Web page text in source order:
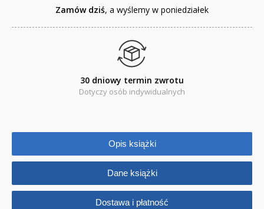
Albumy pamiątkowe
Dyplomy dla dzieci
Edukacja przyrodnicza - Życie bez granic
Kreatywne zabawy
Zamów dziś, a wyślemy w poniedziałek
30 dniowy termin zwrotu
Dotyczy osób indywidualnych
Opis książki
Dane książki
Dostawa i płatność